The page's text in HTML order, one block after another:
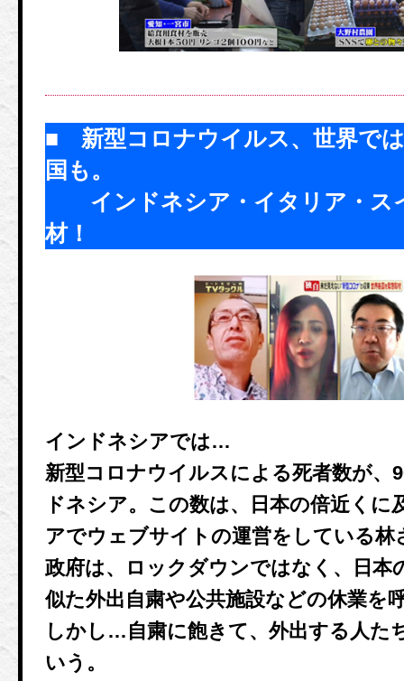
■ 新型コロナウイルス、世界で
国も。
インドネシア・イタリア・ス
材！
インドネシアでは…
新型コロナウイルスによる死者数が、
ドネシア。この数は、日本の倍近くに
アでウェブサイトの運営をしている
政府は、ロックダウンではなく、日本
似た外出自粛や公共施設などの休業を
しかし…自粛に飽きて、外出する人た
いう。